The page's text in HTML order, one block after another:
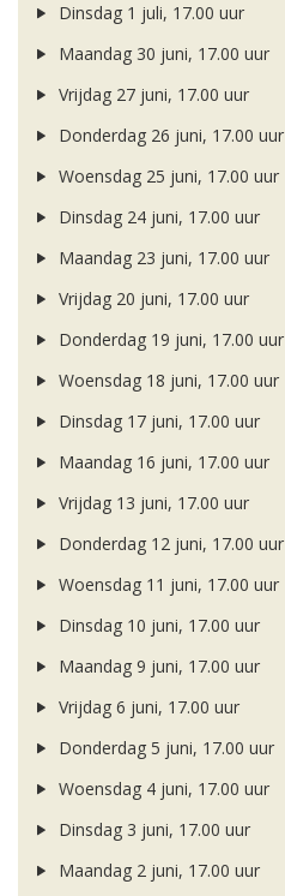
Dinsdag 1 juli, 17.00 uur
Maandag 30 juni, 17.00 uur
Vrijdag 27 juni, 17.00 uur
Donderdag 26 juni, 17.00 uur
Woensdag 25 juni, 17.00 uur
Dinsdag 24 juni, 17.00 uur
Maandag 23 juni, 17.00 uur
Vrijdag 20 juni, 17.00 uur
Donderdag 19 juni, 17.00 uur
Woensdag 18 juni, 17.00 uur
Dinsdag 17 juni, 17.00 uur
Maandag 16 juni, 17.00 uur
Vrijdag 13 juni, 17.00 uur
Donderdag 12 juni, 17.00 uur
Woensdag 11 juni, 17.00 uur
Dinsdag 10 juni, 17.00 uur
Maandag 9 juni, 17.00 uur
Vrijdag 6 juni, 17.00 uur
Donderdag 5 juni, 17.00 uur
Woensdag 4 juni, 17.00 uur
Dinsdag 3 juni, 17.00 uur
Maandag 2 juni, 17.00 uur